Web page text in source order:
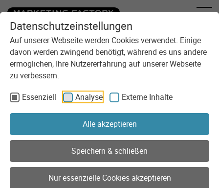
Datenschutzeinstellungen
Auf unserer Webseite werden Cookies verwendet. Einige
davon werden zwingend benötigt, während es uns andere
ermöglichen, Ihre Nutzererfahrung auf unserer Webseite
zu verbessern.
Essenziell
Analyse Externe Inhalte
Alle akzeptieren
Speichern & schließen
Nur essenzielle Cookies akzeptieren
Zum Inhalt springen
Sie sind here:Wann setzen wir auf TYPO3 und wann auf WordPress?